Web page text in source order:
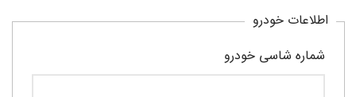
اطلاعات خودرو
شماره شاسی خودرو